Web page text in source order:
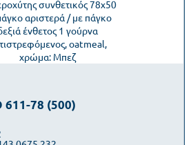
611-78 (500)